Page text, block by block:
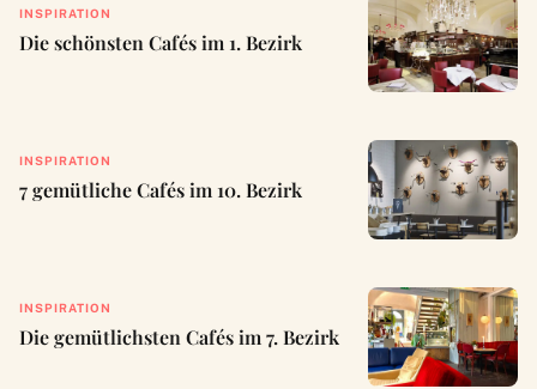
INSPIRATION
Die schönsten Cafés im 1. Bezirk
INSPIRATION
7 gemütliche Cafés im 10. Bezirk
INSPIRATION
Die gemütlichsten Cafés im 7. Bezirk